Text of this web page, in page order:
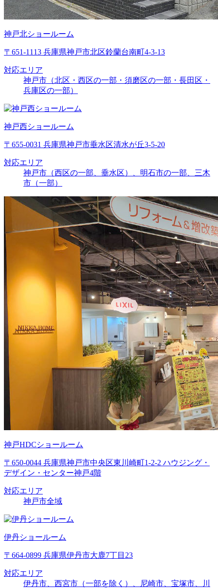
神戸北ショールーム
〒651-1113 兵庫県神戸市北区鈴蘭台南町4-3-13
対応エリア
神戸市（北区・西区の一部・須磨区の一部・長田区・
兵庫区の一部）
神戸西ショールーム
〒655-0031 兵庫県神戸市垂水区清水が丘3-5-20
対応エリア
神戸市（西区の一部、垂水区）、明石市の一部、三木
市（一部）
神戸HDCショールーム
〒650-0044 兵庫県神戸市中央区東川崎町1-2-2 ハウジング・
デザイン・センター神戸4階
対応エリア
神戸市全域
伊丹ショールーム
〒664-0899 兵庫県伊丹市大鹿7丁目23
対応エリア
伊丹市、西宮市（一部を除く）、尼崎市、宝塚市、川